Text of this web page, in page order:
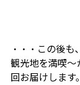
・・・この後も
観光地を満喫
回お届けします。